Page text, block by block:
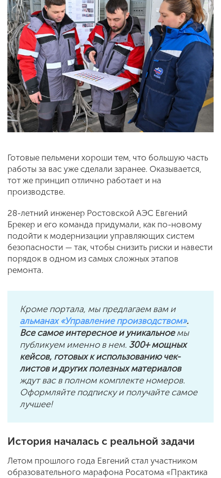
Готовые пельмени хороши тем, что большую часть
работы за вас уже сделали заранее. Оказывается,
тот же принцип отлично работает и на
производстве.
28-летний инженер Ростовской АЭС Евгений
Брекер и его команда придумали, как по-новому
подойти к модернизации управляющих систем
безопасности — так, чтобы снизить риски и навести
порядок в одном из самых сложных этапов
ремонта.
Кроме портала, мы предлагаем вам и
альманах «Управление производством».
Все самое интересное и уникальноемы
публикуем именно в нем. 300+ мощных
кейсов, готовых к использованию чек-
листов и других полезных материалов
ждут вас в полном комплекте номеров.
Оформляйте подписку и получайте самое
лучшее!
История началась с реальной задачи
Летом прошлого года Евгений стал участником
образовательного марафона Росатома «Практика